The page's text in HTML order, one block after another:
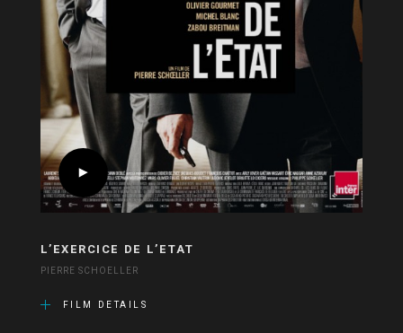
L’EXERCICE DE L’ETAT
PIERRE SCHOELLER
FILM DETAILS